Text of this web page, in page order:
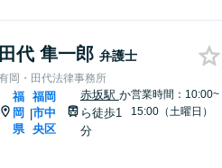
田代 隼一郎 弁護士
岡・田代法律事務所
福
岡
県
|
福岡
市中
央区
赤坂駅 か
ら徒歩1
分
営業時間：10:00~
15:00（土曜日）